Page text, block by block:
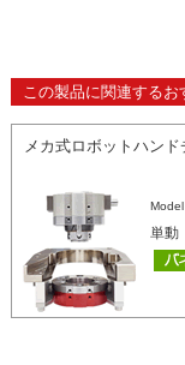
この製品に関連するお
メカ式ロボットハン
Model
単動